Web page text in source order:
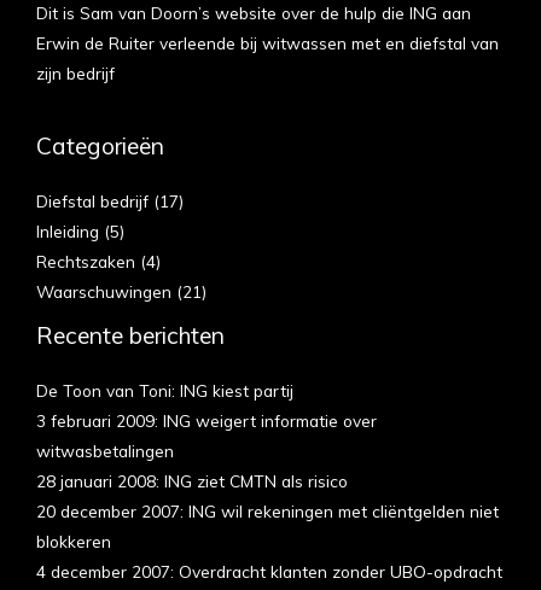
Dit is Sam van Doorn’s website over de hulp die ING aan
Erwin de Ruiter verleende bij witwassen met en diefstal van
zijn bedrijf
Categorieën
Diefstal bedrijf (17)
Inleiding (5)
Rechtszaken (4)
Waarschuwingen (21)
Recente berichten
De Toon van Toni: ING kiest partij
3 februari 2009: ING weigert informatie over
witwasbetalingen
28 januari 2008: ING ziet CMTN als risico
20 december 2007: ING wil rekeningen met cliëntgelden niet
blokkeren
4 december 2007: Overdracht klanten zonder UBO-opdracht